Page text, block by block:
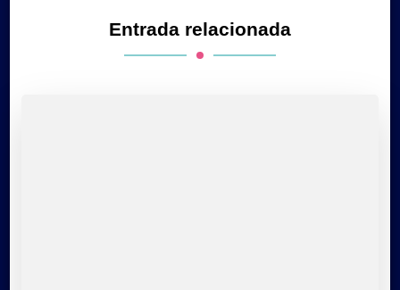
Entrada relacionada